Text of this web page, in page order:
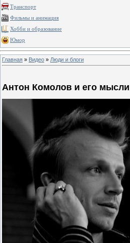
Транспорт
Фильмы и анимация
Хобби и образование
Юмор
Главная » Видео » Люди и блоги
Антон Комолов и его мысли